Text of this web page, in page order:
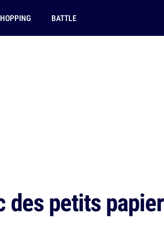
BATTLE
des petits